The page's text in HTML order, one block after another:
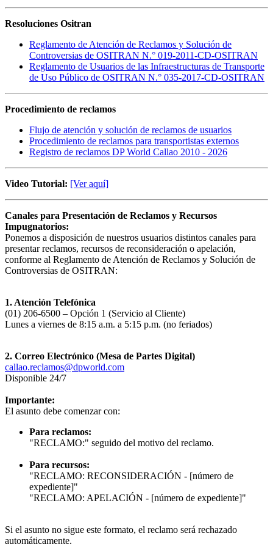
Resoluciones Ositran
Reglamento de Atención de Reclamos y Solución de
Controversias de OSITRAN N.° 019-2011-CD-OSITRAN
Reglamento de Usuarios de las Infraestructuras de Transporte
de Uso Público de OSITRAN N.° 035-2017-CD-OSITRAN
Procedimiento de reclamos
Flujo de atención y solución de reclamos de usuarios
Procedimiento de reclamos para transportistas externos
Registro de reclamos DP World Callao 2010 - 2026
Video Tutorial: [Ver aquí]
Canales para Presentación de Reclamos y Recursos
Impugnatorios:
Ponemos a disposición de nuestros usuarios distintos canales para
presentar reclamos, recursos de reconsideración o apelación,
conforme al Reglamento de Atención de Reclamos y Solución de
Controversias de OSITRAN:
1. Atención Telefónica
(01) 206-6500 – Opción 1 (Servicio al Cliente)
Lunes a viernes de 8:15 a.m. a 5:15 p.m. (no feriados)
2. Correo Electrónico (Mesa de Partes Digital)
callao.reclamos@dpworld.com
Disponible 24/7
Importante:
El asunto debe comenzar con:
Para reclamos:
"RECLAMO:" seguido del motivo del reclamo.
Para recursos:
"RECLAMO: RECONSIDERACIÓN - [número de
expediente]"
"RECLAMO: APELACIÓN - [número de expediente]"
Si el asunto no sigue este formato, el reclamo será rechazado
automáticamente.